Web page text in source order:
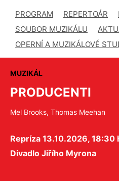
PROGRAM REPERTOÁR
SOUBOR MUZIKÁLU
OPERNÍ A MUZIKÁLOVÉ
MUZIKÁL
PRODUCENTI
Mel Brooks, Thomas Meehan
Repríza 13.10.2026, 18:30
Divadlo Jiřího Myrona